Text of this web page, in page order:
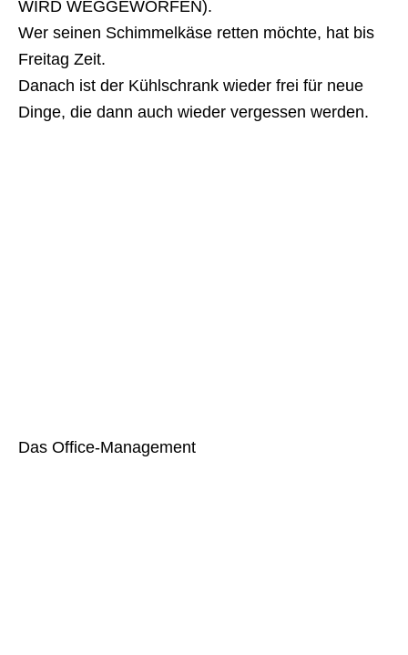
WIRD WEGGEWORFEN).
Wer seinen Schimmelkäse retten möchte, hat bis
Freitag Zeit.
Danach ist der Kühlschrank wieder frei für neue
Dinge, die dann auch wieder vergessen werden.
Das Office-Management